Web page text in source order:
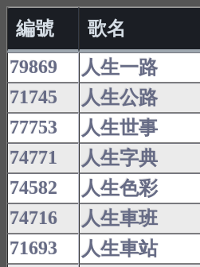
編號 歌名
79869
人生一路
71745 人生公路
77753 人生世事
74771 人生字典
74582 人生色彩
74716 人生車班
71693 人生車站